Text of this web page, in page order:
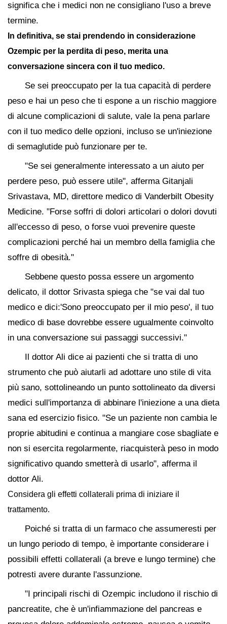
significa che i medici non ne consigliano l'uso a breve
termine.
In definitiva, se stai prendendo in considerazione
Ozempic per la perdita di peso, merita una
conversazione sincera con il tuo medico.
Se sei preoccupato per la tua capacità di perdere
peso e hai un peso che ti espone a un rischio maggiore
di alcune complicazioni di salute, vale la pena parlare
con il tuo medico delle opzioni, incluso se un'iniezione
di semaglutide può funzionare per te.
"Se sei generalmente interessato a un aiuto per
perdere peso, può essere utile", afferma Gitanjali
Srivastava, MD, direttore medico di Vanderbilt Obesity
Medicine. "Forse soffri di dolori articolari o dolori dovuti
all'eccesso di peso, o forse vuoi prevenire queste
complicazioni perché hai un membro della famiglia che
soffre di obesità."
Sebbene questo possa essere un argomento
delicato, il dottor Srivasta spiega che "se vai dal tuo
medico e dici:'Sono preoccupato per il mio peso', il tuo
medico di base dovrebbe essere ugualmente coinvolto
in una conversazione sui passaggi successivi."
Il dottor Ali dice ai pazienti che si tratta di uno
strumento che può aiutarli ad adottare uno stile di vita
più sano, sottolineando un punto sottolineato da diversi
medici sull'importanza di abbinare l'iniezione a una dieta
sana ed esercizio fisico. "Se un paziente non cambia le
proprie abitudini e continua a mangiare cose sbagliate e
non si esercita regolarmente, riacquisterà peso in modo
significativo quando smetterà di usarlo", afferma il
dottor Ali.
Considera gli effetti collaterali prima di iniziare il
trattamento.
Poiché si tratta di un farmaco che assumeresti per
un lungo periodo di tempo, è importante considerare i
possibili effetti collaterali (a breve e lungo termine) che
potresti avere durante l'assunzione.
"I principali rischi di Ozempic includono il rischio di
pancreatite, che è un'infiammazione del pancreas e